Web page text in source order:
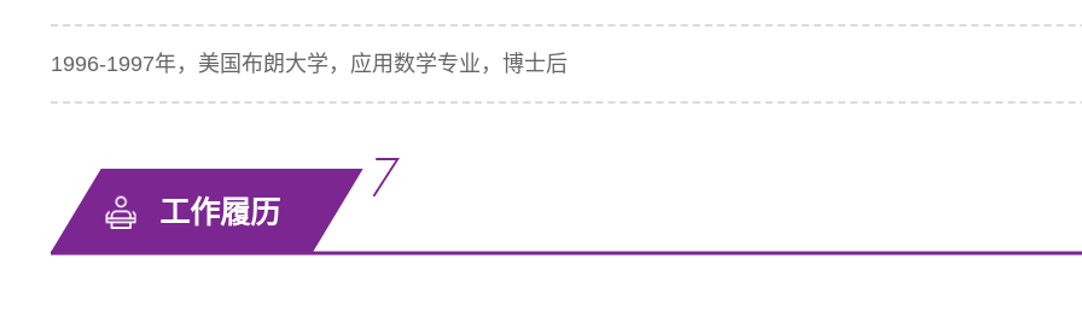
1996-1997年，美国布朗大学，应用数学专业，博士后
工作履历